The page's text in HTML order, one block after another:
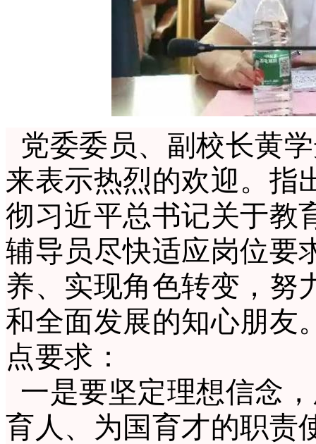
党委委员、副校长黄
来表示热烈的欢迎。指
彻习近平总书记关于教
辅导员尽快适应岗位要
养、实现角色转变，努
和全面发展的知心朋友
点要求：
一是要坚定理想信念
育人、为国育才的职责